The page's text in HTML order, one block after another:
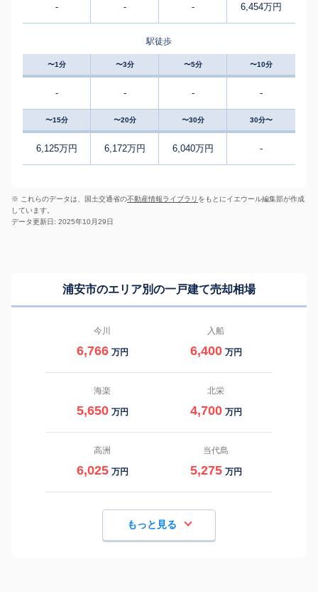
- - - 6,454万円
駅徒歩
〜1分 〜3分 〜5分 〜10分
- - - -
〜15分 〜20分 〜30分 30分〜
6,125万円 6,172万円 6,040万円 -
※ これらのデータは、国土交通省の不動産情報ライブラリ をもとにイエウール編集部が作成
しています。
データ更新日: 2025年10月29日
浦安市のエリア別の一戸建て売却相場
今川
6,766 万円
入船
6,400 万円
海楽
5,650 万円
北栄
4,700 万円
高洲
6,025 万円
当代島
5,275 万円
もっと見る